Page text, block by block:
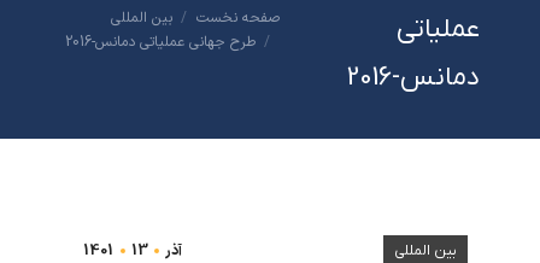
عملیاتی
دمانس-2016
مکان شما:
صفحه نخست
بین المللی
طرح جهانی عملیاتی دمانس-2016
آذر 13
1401 بین المللی